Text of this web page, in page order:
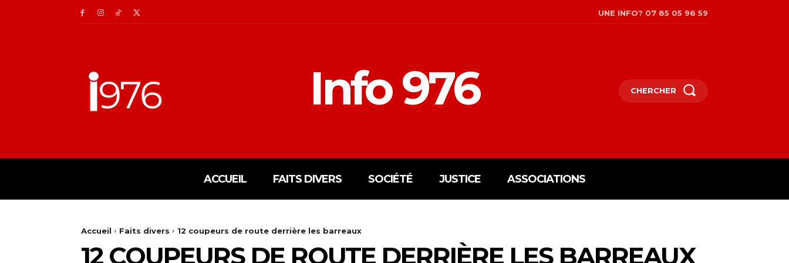
UNE INFO? 07 85 05 96 59
Info 976 CHERCHER
ACCUEIL FAITS DIVERS SOCIÉTÉ JUSTICE ASSOCIATIONS
Accueil Faits divers 12 coupeurs de route derrière les barreaux
12 COUPEURS DE ROUTE DERRIÈRE LES BARREAUX